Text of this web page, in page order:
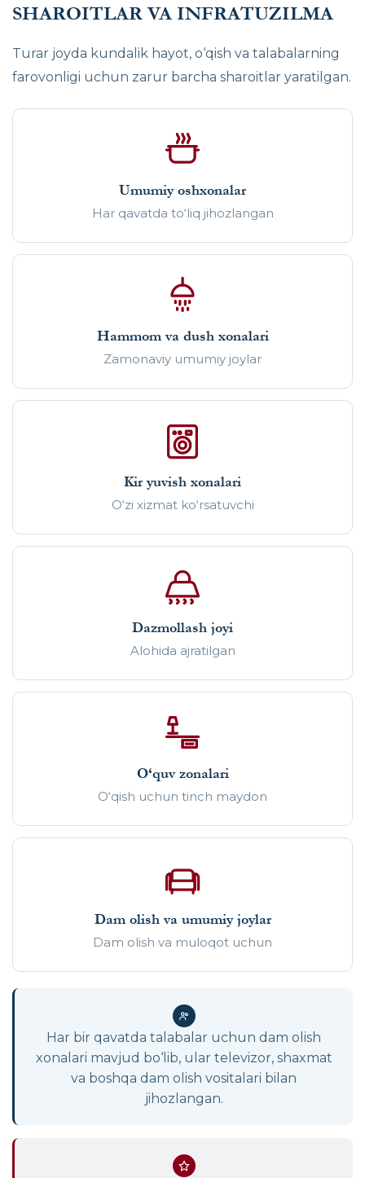
SHAROITLAR VA INFRATUZILMA
Turar joyda kundalik hayot, o‘qish va talabalarning
farovonligi uchun zarur barcha sharoitlar yaratilgan.
Umumiy oshxonalar
Har qavatda to‘liq jihozlangan
Hammom va dush xonalari
Zamonaviy umumiy joylar
Kir yuvish xonalari
O‘zi xizmat ko‘rsatuvchi
Dazmollash joyi
Alohida ajratilgan
O‘quv zonalari
O‘qish uchun tinch maydon
Dam olish va umumiy joylar
Dam olish va muloqot uchun
Har bir qavatda talabalar uchun dam olish
xonalari mavjud bo‘lib, ular televizor, shaxmat
va boshqa dam olish vositalari bilan
jihozlangan.